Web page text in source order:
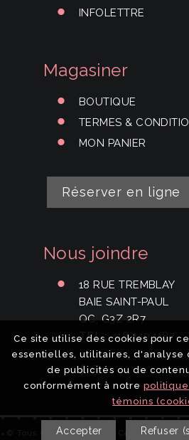
Ce site utilise des cookies pour
essentielles, utilitaires, d'analyse
de publicités ou de
conformément à notre
témoins
Accepter Refuser
INFOLETTRE
Magasiner
BOUTIQUE
TERMES &
MON PANIER
Réserver en ligne
Nous joindre
18 RUE TREMBLAY
BAIE SAINT-PAUL
QC, G3Z 2R7
TEL:418.240.1187
© Tous droits réservés | Centre de